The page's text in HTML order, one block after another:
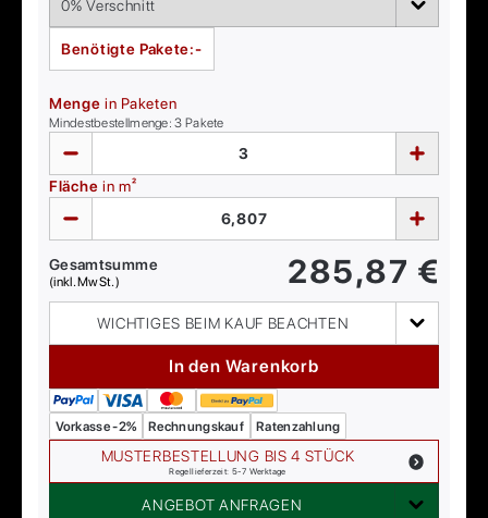
Benötigte Pakete:-
Menge in Paketen
Mindestbestellmenge:3 Pakete
Fläche in m²
Gesamtsumme
(inkl. MwSt.) 285,87 €
WICHTIGES BEIM KAUF BEACHTEN
In den Warenkorb
Vorkasse -2% Rechnungskauf Ratenzahlung
MUSTERBESTELLUNG BIS 4 STÜCK
Regellieferzeit: 5-7 Werktage
ANGEBOT ANFRAGEN